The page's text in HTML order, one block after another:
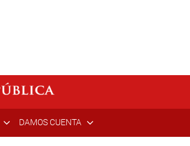
DAMOS CUENTA